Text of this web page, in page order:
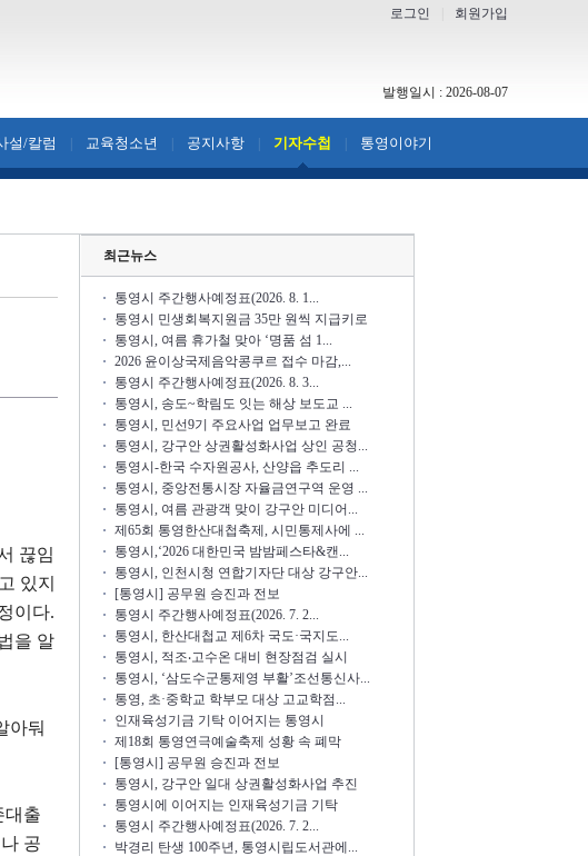
로그인 회원가입
발행일시 : 2026-08-07
설/칼럼 교육청소년 공지사항 기자수첩 통영이야기
끊임
있지
이다.
을 알
아둬
대출
공
최근뉴스
통영시 주간행사예정표(2026. 8. 1...
통영시 민생회복지원금 35만 원씩 지급키로
통영시, 여름 휴가철 맞아 ‘명품 섬 1...
2026 윤이상국제음악콩쿠르 접수 마감,...
통영시 주간행사예정표(2026. 8. 3...
통영시, 송도~학림도 잇는 해상 보도교 ...
통영시, 민선9기 주요사업 업무보고 완료
통영시, 강구안 상권활성화사업 상인 공청...
통영시-한국 수자원공사, 산양읍 추도리 ...
통영시, 중앙전통시장 자율금연구역 운영 ...
통영시, 여름 관광객 맞이 강구안 미디어...
제65회 통영한산대첩축제, 시민통제사에 ...
통영시,‘2026 대한민국 밤밤페스타&캔...
통영시, 인천시청 연합기자단 대상 강구안...
[통영시] 공무원 승진과 전보
통영시 주간행사예정표(2026. 7. 2...
통영시, 한산대첩교 제6차 국도·국지도...
통영시, 적조‧고수온 대비 현장점검 실시
통영시, ‘삼도수군통제영 부활’조선통신사...
통영, 초·중학교 학부모 대상 고교학점...
인재육성기금 기탁 이어지는 통영시
제18회 통영연극예술축제 성황 속 폐막
[통영시] 공무원 승진과 전보
통영시, 강구안 일대 상권활성화사업 추진
통영시에 이어지는 인재육성기금 기탁
통영시 주간행사예정표(2026. 7. 2...
박경리 탄생 100주년, 통영시립도서관에...